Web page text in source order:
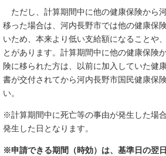
ただし、計算期間中に他の健康保険から
移った場合は、河内長野市では他の健康保
いため、本来より低い支給額になることや
とがあります。計算期間中に他の健康保険
険に移られた方は、以前に加入していた健
書が交付されてから河内長野市国民健康保
い。
※計算期間中に死亡等の事由が発生した場
発生した日となります。
※申請できる期間（時効）は、基準日の翌